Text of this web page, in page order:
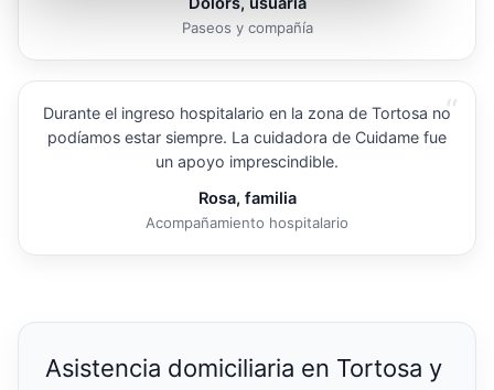
Paseos y compañía
“
Durante el ingreso hospitalario en la zona de Tortosa no
podíamos estar siempre. La cuidadora de Cuidame fue
un apoyo imprescindible.
Rosa, familia
Acompañamiento hospitalario
Asistencia domiciliaria en Tortosa y